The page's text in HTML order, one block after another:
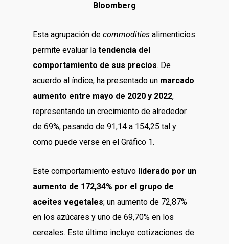
Bloomberg
Esta agrupación de commodities alimenticios
permite evaluar la tendencia del
comportamiento de sus precios. De
acuerdo al índice, ha presentado un marcado
aumento entre mayo de 2020 y 2022,
representando un crecimiento de alrededor
de 69%, pasando de 91,14 a 154,25 tal y
como puede verse en el Gráfico 1.
Este comportamiento estuvo liderado por un
aumento de 172,34% por el grupo de
aceites vegetales; un aumento de 72,87%
en los azúcares y uno de 69,70% en los
cereales. Este último incluye cotizaciones de